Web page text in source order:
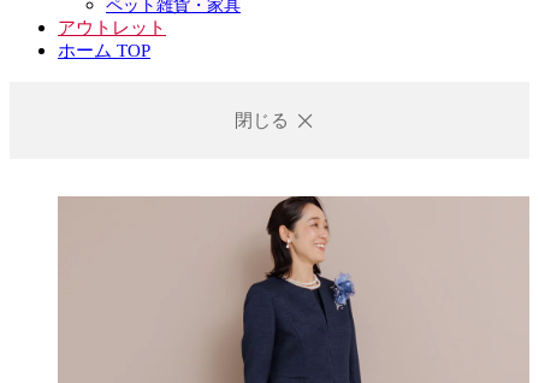
ペット雑貨・家具
アウトレット
ホーム TOP
閉じる